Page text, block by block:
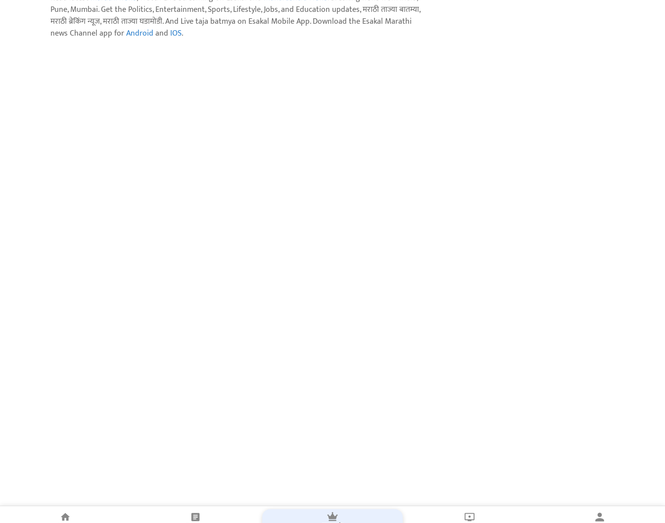
Pune, Mumbai. Get the Politics, Entertainment, Sports, Lifestyle, Jobs, and Education updates, मराठी ताज्या बातम्या,
मराठी ब्रेकिंग न्यूज, मराठी ताज्या घडामोडी. And Live taja batmya on Esakal Mobile App. Download the Esakal Marathi
news Channel app forAndroidand IOS.